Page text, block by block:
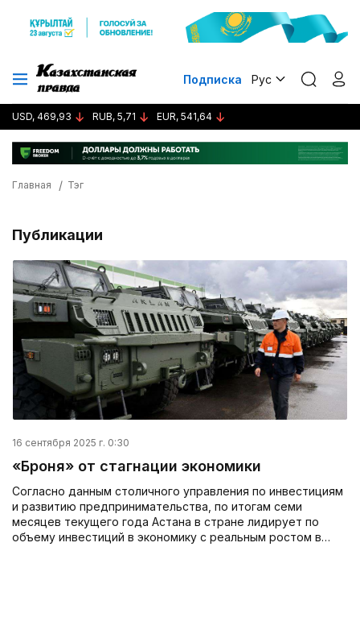
Подписка Рус
USD, 469,93 RUB, 5,71 EUR, 541,64
Главная Тэг
Публикации
16 сентября 2025 г. 0:30
«Броня» от стагнации экономики
Согласно данным столичного управления по инвестициям
и развитию предпринимательства, по итогам семи
месяцев текущего года Астана в стране лидирует по
объему инвестиций в экономику с реальным ростом в…